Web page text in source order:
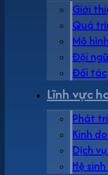
Giới
Quá
Mô
Đội
Đối tác
Lĩnh vực
Phát
Kinh
Dịch
Hệ